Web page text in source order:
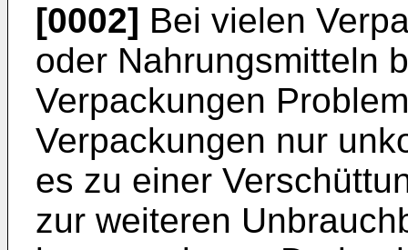
[0002] Bei vielen
oder Nahrungsmitteln
Verpackungen
Verpackungen nur
es zu einer
zur weiteren